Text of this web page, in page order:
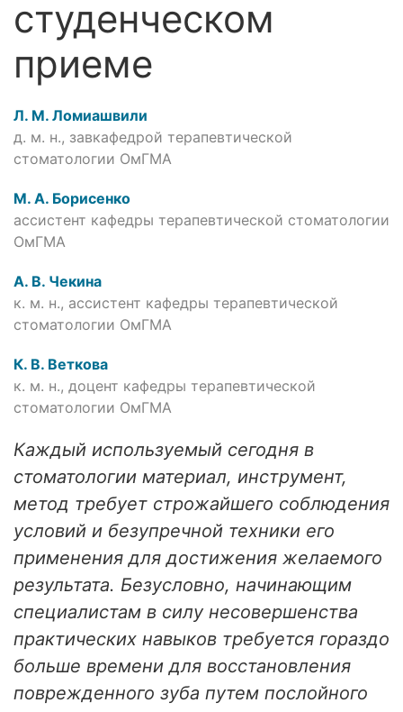
студенческом
приеме
Л. М. Ломиашвили
д. м. н., завкафедрой терапевтической
стоматологии ОмГМА
М. А. Борисенко
ассистент кафедры терапевтической стоматологии
ОмГМА
А. В. Чекина
к. м. н., ассистент кафедры терапевтической
стоматологии ОмГМА
К. В. Веткова
к. м. н., доцент кафедры терапевтической
стоматологии ОмГМА
Каждый используемый сегодня в
стоматологии материал, инструмент,
метод требует строжайшего соблюдения
условий и безупречной техники его
применения для достижения желаемого
результата. Безусловно, начинающим
специалистам в силу несовершенства
практических навыков требуется гораздо
больше времени для восстановления
поврежденного зуба путем послойного